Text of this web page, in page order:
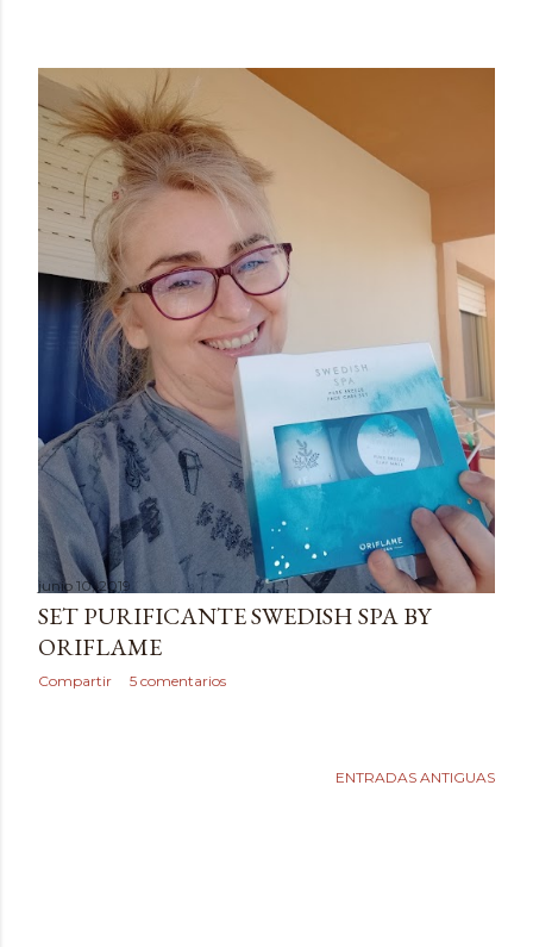
junio 10, 2019
SET PURIFICANTE SWEDISH SPA BY
ORIFLAME
Compartir 5 comentarios
ENTRADAS ANTIGUAS